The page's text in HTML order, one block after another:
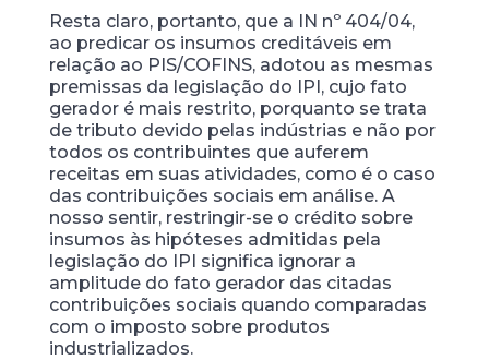
Resta claro, portanto, que a IN nº 404/04,
ao predicar os insumos creditáveis em
relação ao PIS/COFINS, adotou as mesmas
premissas da legislação do IPI, cujo fato
gerador é mais restrito, porquanto se trata
de tributo devido pelas indústrias e não por
todos os contribuintes que auferem
receitas em suas atividades, como é o caso
das contribuições sociais em análise. A
nosso sentir, restringir-se o crédito sobre
insumos às hipóteses admitidas pela
legislação do IPI significa ignorar a
amplitude do fato gerador das citadas
contribuições sociais quando comparadas
com o imposto sobre produtos
industrializados.